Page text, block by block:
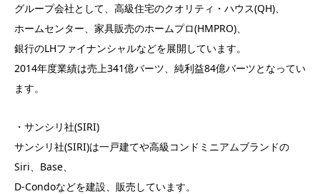
グループ会社として、高級住宅のクオリティ・ハウス(QH)、
ホームセンター、家具販売のホームプロ(HMPRO)、
銀行のLHファイナンシャルなどを展開しています。
2014年度業績は売上341億バーツ、純利益84億バーツとなってい
ます。
・サンシリ社(SIRI)
サンシリ社(SIRI)は一戸建てや高級コンドミニアムブランドの
Siri、Base、
D-Condoなどを建設、販売しています。